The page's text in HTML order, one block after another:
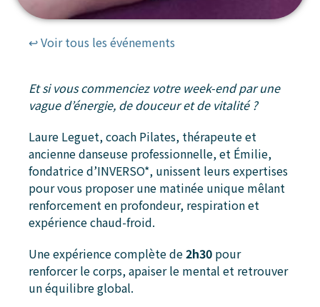
↩ Voir tous les événements
Et si vous commenciez votre week-end par une
vague d’énergie, de douceur et de vitalité ?
Laure Leguet, coach Pilates, thérapeute et
ancienne danseuse professionnelle, et Émilie,
fondatrice d’INVERSO*, unissent leurs expertises
pour vous proposer une matinée unique mêlant
renforcement en profondeur, respiration et
expérience chaud-froid.
Une expérience complète de2h30 pour
renforcer le corps, apaiser le mental et retrouver
un équilibre global.